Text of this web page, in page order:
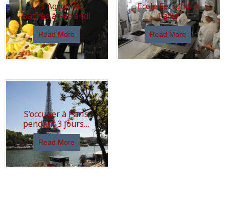
Les Agrumes
Bachès à Ferrandi
Read More
Ecole Ferrandi à
Paris
Read More
S’occuper à Paris
pendant 3 jours…
Read More